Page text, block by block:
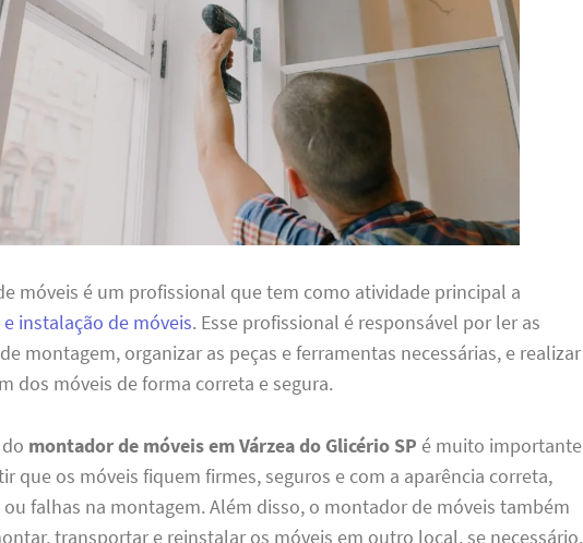
móveis é um profissional que tem como atividade principal a
instalação de móveis. Esse profissional é responsável por ler as
montagem, organizar as peças e ferramentas necessárias, e realizar
dos móveis de forma correta e segura.
montador de móveis em Várzea do Glicério SP é muito importante
que os móveis fiquem firmes, seguros e com a aparência correta,
falhas na montagem. Além disso, o montador de móveis também
transportar e reinstalar os móveis em outro local, se necessário.